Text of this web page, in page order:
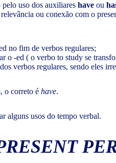
uso dos auxiliares have ou
ou conexão com o
no fim de verbos regulares;
o -ed ( o verbo to study se
verbos regulares, sendo eles
o correto é have.
alguns usos do tempo verbal.